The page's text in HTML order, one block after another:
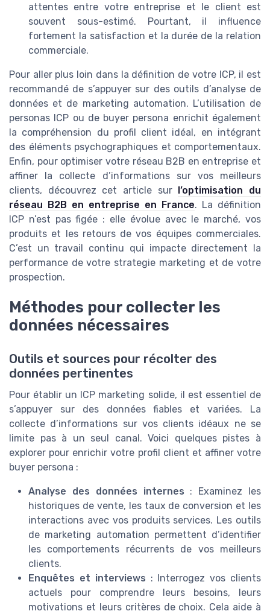
attentes entre votre entreprise et le client est
souvent sous-estimé. Pourtant, il influence
fortement la satisfaction et la durée de la relation
commerciale.
Pour aller plus loin dans la définition de votre ICP, il est
recommandé de s’appuyer sur des outils d’analyse de
données et de marketing automation. L’utilisation de
personas ICP ou de buyer persona enrichit également
la compréhension du profil client idéal, en intégrant
des éléments psychographiques et comportementaux.
Enfin, pour optimiser votre réseau B2B en entreprise et
affiner la collecte d’informations sur vos meilleurs
clients, découvrez cet article sur l’optimisation du
réseau B2B en entreprise en France. La définition
ICP n’est pas figée : elle évolue avec le marché, vos
produits et les retours de vos équipes commerciales.
C’est un travail continu qui impacte directement la
performance de votre strategie marketing et de votre
prospection.
Méthodes pour collecter les
données nécessaires
Outils et sources pour récolter des
données pertinentes
Pour établir un ICP marketing solide, il est essentiel de
s’appuyer sur des données fiables et variées. La
collecte d’informations sur vos clients idéaux ne se
limite pas à un seul canal. Voici quelques pistes à
explorer pour enrichir votre profil client et affiner votre
buyer persona :
Analyse des données internes : Examinez les
historiques de vente, les taux de conversion et les
interactions avec vos produits services. Les outils
de marketing automation permettent d’identifier
les comportements récurrents de vos meilleurs
clients.
Enquêtes et interviews : Interrogez vos clients
actuels pour comprendre leurs besoins, leurs
motivations et leurs critères de choix. Cela aide à